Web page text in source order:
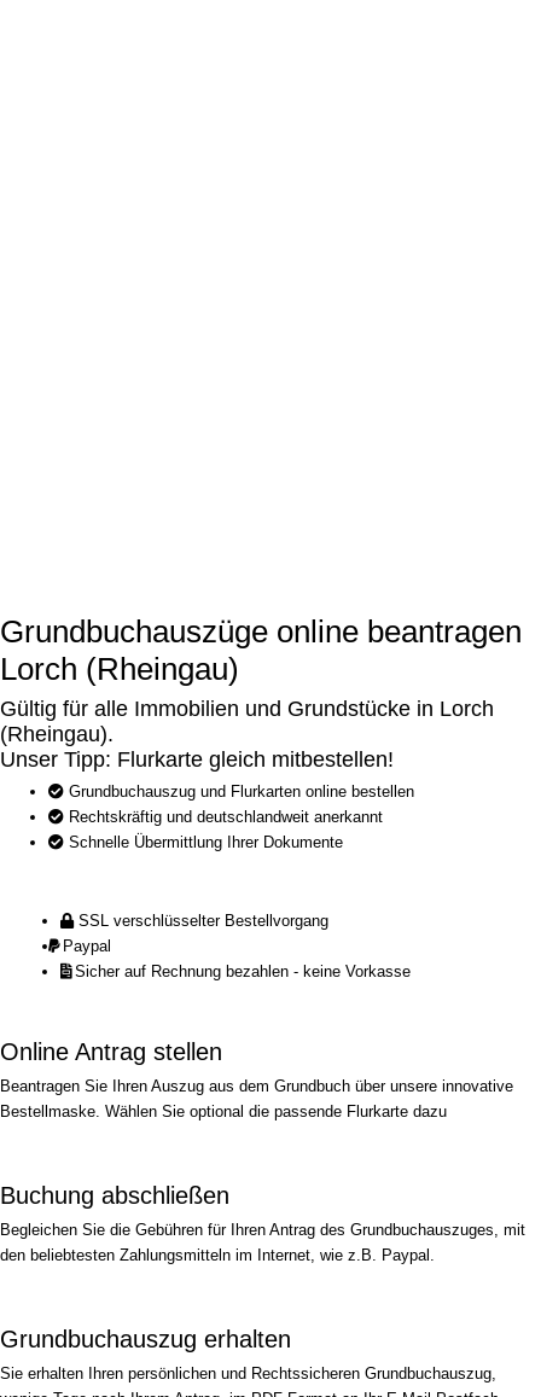
Grundbuchauszüge online beantragen
Lorch (Rheingau)
Gültig für alle Immobilien und Grundstücke in Lorch
(Rheingau).
Unser Tipp: Flurkarte gleich mitbestellen!
Grundbuchauszug und Flurkarten online bestellen
Rechtskräftig und deutschlandweit anerkannt
Schnelle Übermittlung Ihrer Dokumente
SSL verschlüsselter Bestellvorgang
Paypal
Sicher auf Rechnung bezahlen - keine Vorkasse
Online Antrag stellen
Beantragen Sie Ihren Auszug aus dem Grundbuch über unsere innovative
Bestellmaske. Wählen Sie optional die passende Flurkarte dazu
Buchung abschließen
Begleichen Sie die Gebühren für Ihren Antrag des Grundbuchauszuges, mit
den beliebtesten Zahlungsmitteln im Internet, wie z.B. Paypal.
Grundbuchauszug erhalten
Sie erhalten Ihren persönlichen und Rechtssicheren Grundbuchauszug,